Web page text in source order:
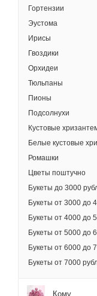
Гортензии
Эустома
Ирисы
Гвоздики
Орхидеи
Тюльпаны
Пионы
Подсолнухи
Кустовые
Белые кустовые
Ромашки
Цветы поштучно
Букеты до 3000
Букеты от 3000 до
Букеты от 4000 до
Букеты от 5000 до
Букеты от 6000 до
Букеты от 7000
Кому